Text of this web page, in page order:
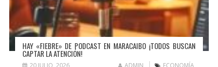
HAY «FIEBRE» DE PODCAST EN MARACAIBO ¡TODOS BUSCAN
CAPTAR LA ATENCIÓN!
20 JULIO, 2026 ADMIN ECONOMÍA